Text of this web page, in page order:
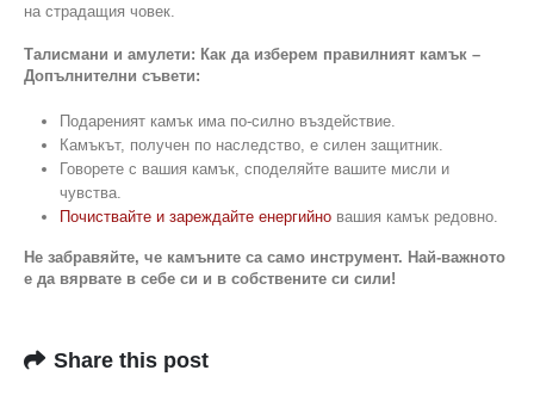
на страдащия човек.
Талисмани и амулети: Как да изберем правилният камък –
Допълнителни съвети:
Подареният камък има по-силно въздействие.
Камъкът, получен по наследство, е силен защитник.
Говорете с вашия камък, споделяйте вашите мисли и
чувства.
Почиствайте и зареждайте енергийновашия камък редовно.
Не забравяйте, че камъните са само инструмент. Най-важното
е да вярвате в себе си и в собствените си сили!
Share this post